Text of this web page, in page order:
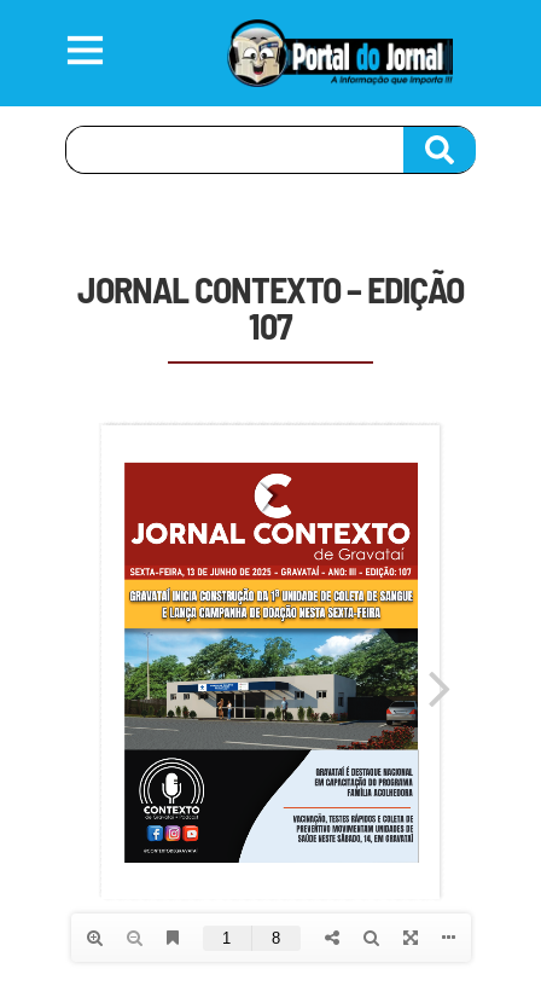
JORNAL CONTEXTO – EDIÇÃO
107